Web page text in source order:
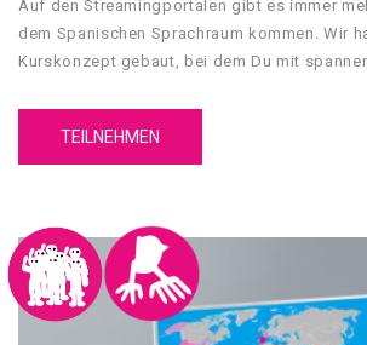
Auf den Streamingportalen gibt es immer
dem Spanischen Sprachraum kommen. Wir
Kurskonzept gebaut, bei dem Du mit
TEILNEHMEN